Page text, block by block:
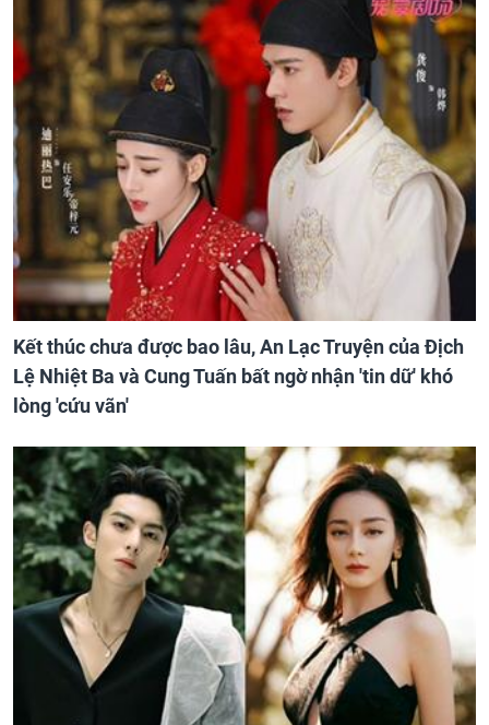
Kết thúc chưa được bao lâu, An Lạc Truyện của Địch
Lệ Nhiệt Ba và Cung Tuấn bất ngờ nhận 'tin dữ' khó
lòng 'cứu vãn'